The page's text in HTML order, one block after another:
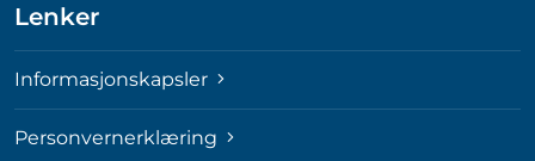
Lenker
Informasjonskapsler
Personvernerklæring